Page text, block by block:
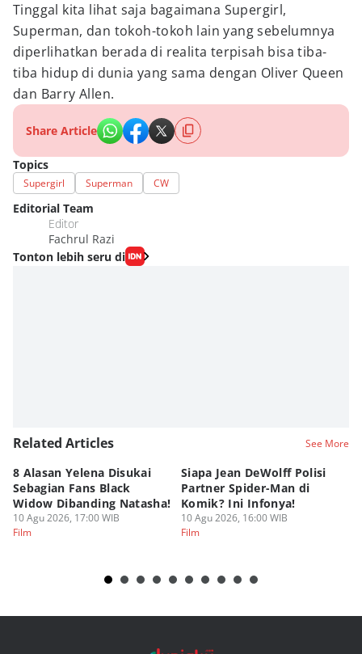
Tinggal kita lihat saja bagaimana Supergirl,
Superman, dan tokoh-tokoh lain yang sebelumnya
diperlihatkan berada di realita terpisah bisa tiba-
tiba hidup di dunia yang sama dengan Oliver Queen
dan Barry Allen.
Share Article
Topics
Supergirl Superman CW
Editorial Team
Editor
Fachrul Razi
Tonton lebih seru di
Related Articles See More
8 Alasan Yelena Disukai
Sebagian Fans Black
Widow Dibanding Natasha!
10 Agu 2026, 17:00 WIB
Film
Siapa Jean DeWolff Polisi
Partner Spider-Man di
Komik? Ini Infonya!
10 Agu 2026, 16:00 WIB
Film